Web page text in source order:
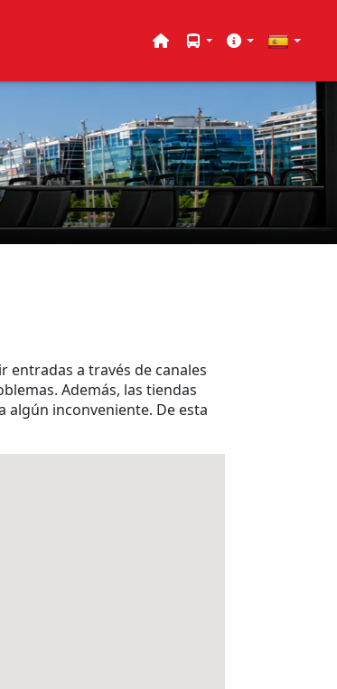
entradas a través de canales
Además, las tiendas
algún inconveniente. De esta